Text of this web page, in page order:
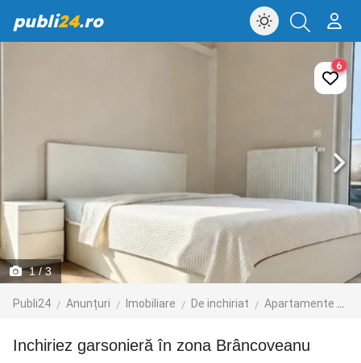
publi24.ro
1/ 3
Publi24 Anunțuri Imobiliare De inchiriat Apartamente de inchiriat
6
Inchiriez garsonieră în zona Brâncoveanu